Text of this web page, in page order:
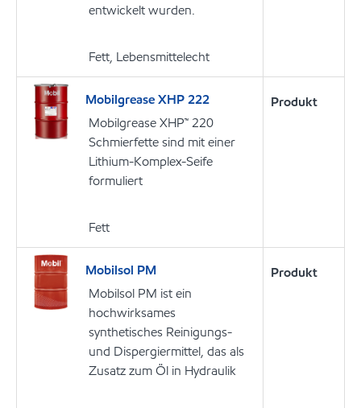
entwickelt wurden.
Fett, Lebensmittelecht
Mobilgrease XHP 222
Mobilgrease XHP™ 220
Schmierfette sind mit einer
Lithium-Komplex-Seife
formuliert
Fett
Produkt
Mobilsol PM
Mobilsol PM ist ein
hochwirksames
synthetisches Reinigungs-
und Dispergiermittel, das als
Zusatz zum Öl in Hydraulik
Produkt